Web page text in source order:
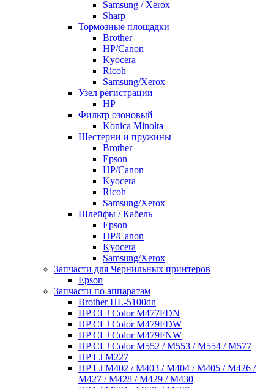
Samsung / Xerox
Sharp
Тормозные площадки
Brother
HP/Canon
Kyocera
Ricoh
Samsung/Xerox
Узел регистрации
HP
Фильтр озоновый
Konica Minolta
Шестерни и пружины
Brother
Epson
HP/Canon
Kyocera
Ricoh
Samsung/Xerox
Шлейфы / Кабель
Epson
HP/Canon
Kyocera
Samsung/Xerox
Запчасти для Чернильных принтеров
Epson
Запчасти по аппаратам
Brother HL-5100dn
HP CLJ Color M477FDN
HP CLJ Color M479FDW
HP CLJ Color M479FNW
HP CLJ Color M552 / M553 / M554 / M577
HP LJ M227
HP LJ M402 / M403 / M404 / M405 / M426 /
M427 / M428 / M429 / M430